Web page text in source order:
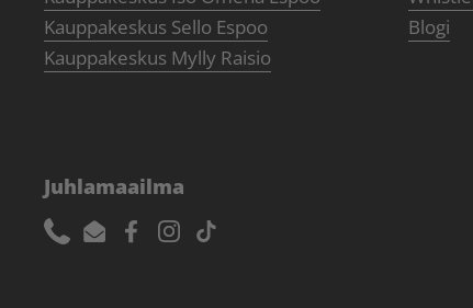
Kauppakeskus Sello Espoo
Kauppakeskus Mylly Raisio
Blogi
Juhlamaailma
PhoneEmailFacebook
Instagram
TikTok